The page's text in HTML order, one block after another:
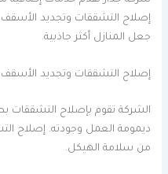
إصلاح التشققات وتجديد
جعل المنازل أكثر جاذبية.
إصلاح التشققات وتجديد الأسقف
الشركة تقوم بإصلاح
ديمومة العمل وجودته. إصلاح
من سلامة الهيكل.